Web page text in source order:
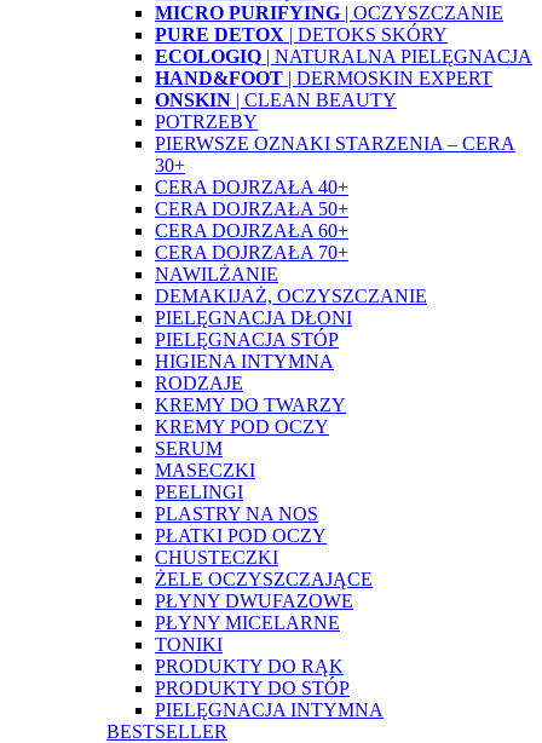
MICRO PURIFYING | OCZYSZCZANIE
PURE DETOX | DETOKS SKÓRY
ECOLOGIQ | NATURALNA PIELĘGNACJA
HAND&FOOT | DERMOSKIN EXPERT
ONSKIN | CLEAN BEAUTY
POTRZEBY
PIERWSZE OZNAKI STARZENIA – CERA
30+
CERA DOJRZAŁA 40+
CERA DOJRZAŁA 50+
CERA DOJRZAŁA 60+
CERA DOJRZAŁA 70+
NAWILŻANIE
DEMAKIJAŻ, OCZYSZCZANIE
PIELĘGNACJA DŁONI
PIELĘGNACJA STÓP
HIGIENA INTYMNA
RODZAJE
KREMY DO TWARZY
KREMY POD OCZY
SERUM
MASECZKI
PEELINGI
PLASTRY NA NOS
PŁATKI POD OCZY
CHUSTECZKI
ŻELE OCZYSZCZAJĄCE
PŁYNY DWUFAZOWE
PŁYNY MICELARNE
TONIKI
PRODUKTY DO RĄK
PRODUKTY DO STÓP
PIELĘGNACJA INTYMNA
BESTSELLER